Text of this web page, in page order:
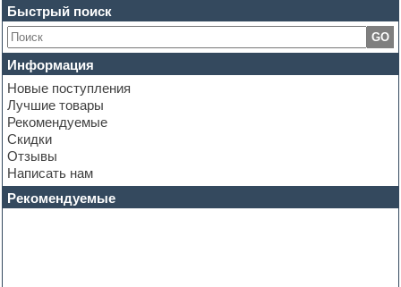
Chris Hein Samples
Cinematic samples
Club bass
Club leads
Club sounds
Construction kits
Convolution
Cubase
Dance drums
Dance music production tutorials
DAW
Disco samples
DJ Software
Быстрый поиск
GO
Информация
Новые поступления
Лучшие товары
Рекомендуемые
Скидки
Отзывы
Написать нам
Рекомендуемые